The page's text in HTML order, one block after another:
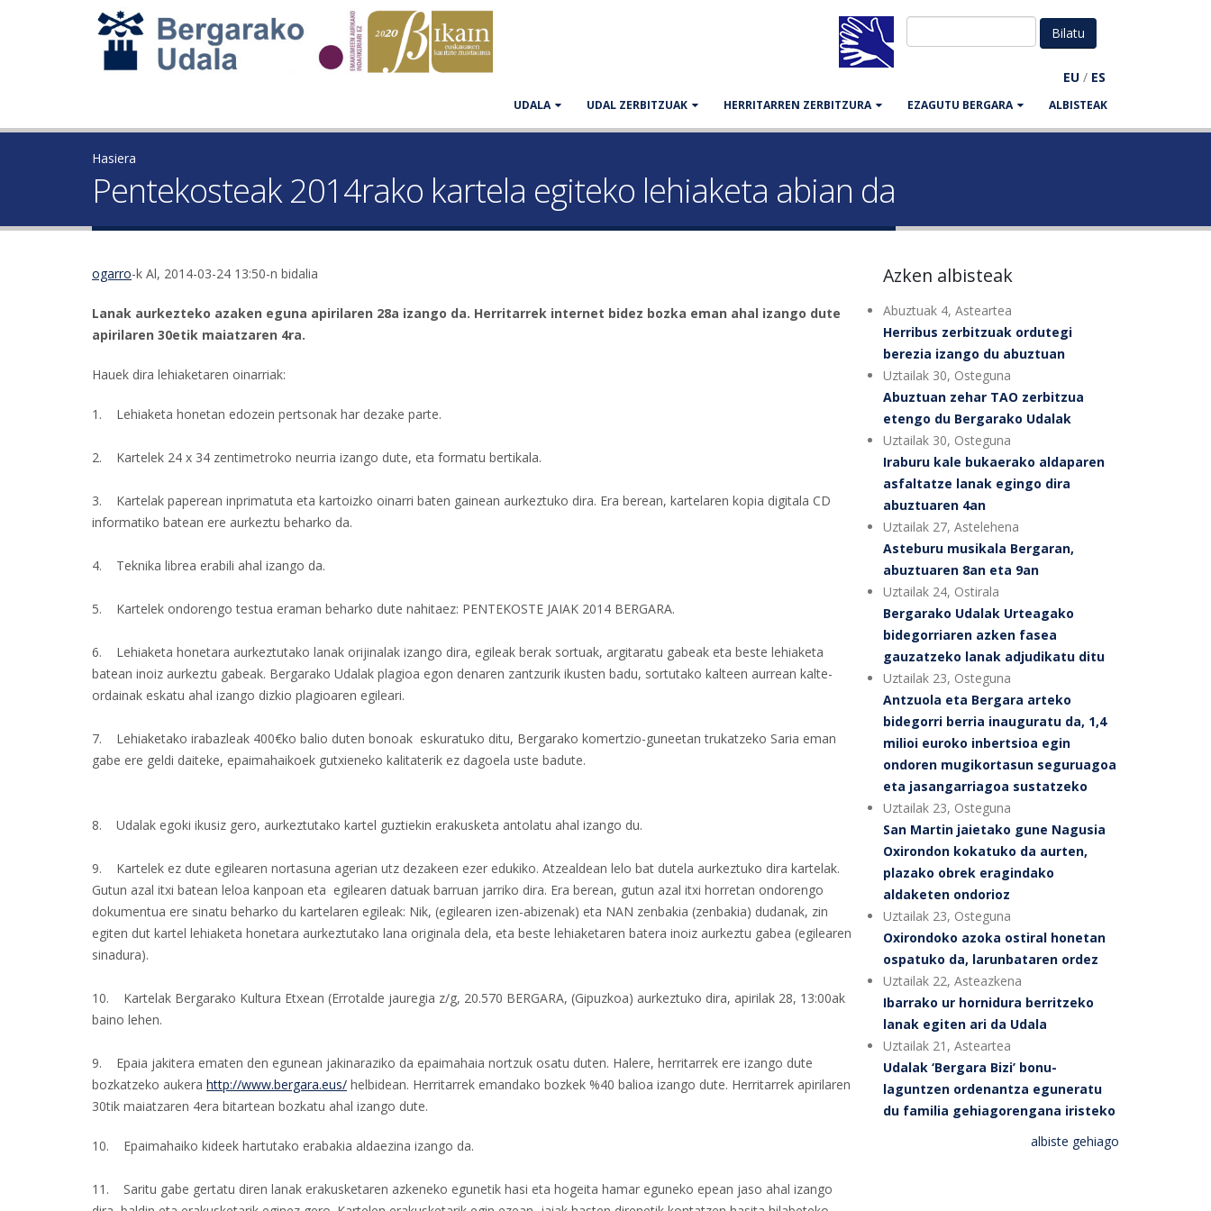
EU / ES
UDALA UDAL ZERBITZUAK HERRITARREN ZERBITZURA EZAGUTU BERGARA ALBISTEAK
Hasiera
Pentekosteak 2014rako kartela egiteko lehiaketa abian da
ogarro-k Al, 2014-03-24 13:50-n bidalia
Lanak aurkezteko azaken eguna apirilaren 28a izango da. Herritarrek internet bidez bozka eman ahal izango dute
apirilaren 30etik maiatzaren 4ra.
Hauek dira lehiaketaren oinarriak:
1. Lehiaketa honetan edozein pertsonak har dezake parte.
2. Kartelek 24 x 34 zentimetroko neurria izango dute, eta formatu bertikala.
3. Kartelak paperean inprimatuta eta kartoizko oinarri baten gainean aurkeztuko dira. Era berean, kartelaren kopia digitala CD
informatiko batean ere aurkeztu beharko da.
4. Teknika librea erabili ahal izango da.
5. Kartelek ondorengo testua eraman beharko dute nahitaez: PENTEKOSTE JAIAK 2014 BERGARA.
6. Lehiaketa honetara aurkeztutako lanak orijinalak izango dira, egileak berak sortuak, argitaratu gabeak eta beste lehiaketa
batean inoiz aurkeztu gabeak. Bergarako Udalak plagioa egon denaren zantzurik ikusten badu, sortutako kalteen aurrean kalte-
ordainak eskatu ahal izango dizkio plagioaren egileari.
7. Lehiaketako irabazleak 400€ko balio duten bonoak eskuratuko ditu, Bergarako komertzio-guneetan trukatzeko Saria eman
gabe ere geldi daiteke, epaimahaikoek gutxieneko kalitaterik ez dagoela uste badute.
8. Udalak egoki ikusiz gero, aurkeztutako kartel guztiekin erakusketa antolatu ahal izango du.
9. Kartelek ez dute egilearen nortasuna agerian utz dezakeen ezer edukiko. Atzealdean lelo bat dutela aurkeztuko dira kartelak.
Gutun azal itxi batean leloa kanpoan eta egilearen datuak barruan jarriko dira. Era berean, gutun azal itxi horretan ondorengo
dokumentua ere sinatu beharko du kartelaren egileak: Nik, (egilearen izen-abizenak) eta NAN zenbakia (zenbakia) dudanak, zin
egiten dut kartel lehiaketa honetara aurkeztutako lana originala dela, eta beste lehiaketaren batera inoiz aurkeztu gabea (egilearen
sinadura).
10. Kartelak Bergarako Kultura Etxean (Errotalde jauregia z/g, 20.570 BERGARA, (Gipuzkoa) aurkeztuko dira, apirilak 28, 13:00ak
baino lehen.
9. Epaia jakitera ematen den egunean jakinaraziko da epaimahaia nortzuk osatu duten. Halere, herritarrek ere izango dute
bozkatzeko aukera http://www.bergara.eus/ helbidean. Herritarrek emandako bozkek %40 balioa izango dute. Herritarrek apirilaren
30tik maiatzaren 4era bitartean bozkatu ahal izango dute.
10. Epaimahaiko kideek hartutako erabakia aldaezina izango da.
11. Saritu gabe gertatu diren lanak erakusketaren azkeneko egunetik hasi eta hogeita hamar eguneko epean jaso ahal izango
Azken albisteak
Abuztuak 4, Asteartea
Herribus zerbitzuak ordutegi
berezia izango du abuztuan
Uztailak 30, Osteguna
Abuztuan zehar TAO zerbitzua
etengo du Bergarako Udalak
Uztailak 30, Osteguna
Iraburu kale bukaerako aldaparen
asfaltatze lanak egingo dira
abuztuaren 4an
Uztailak 27, Astelehena
Asteburu musikala Bergaran,
abuztuaren 8an eta 9an
Uztailak 24, Ostirala
Bergarako Udalak Urteagako
bidegorriaren azken fasea
gauzatzeko lanak adjudikatu ditu
Uztailak 23, Osteguna
Antzuola eta Bergara arteko
bidegorri berria inauguratu da, 1,4
milioi euroko inbertsioa egin
ondoren mugikortasun seguruagoa
eta jasangarriagoa sustatzeko
Uztailak 23, Osteguna
San Martin jaietako gune Nagusia
Oxirondon kokatuko da aurten,
plazako obrek eragindako
aldaketen ondorioz
Uztailak 23, Osteguna
Oxirondoko azoka ostiral honetan
ospatuko da, larunbataren ordez
Uztailak 22, Asteazkena
Ibarrako ur hornidura berritzeko
lanak egiten ari da Udala
Uztailak 21, Asteartea
Udalak ‘Bergara Bizi’ bonu-
laguntzen ordenantza eguneratu
du familia gehiagorengana iristeko
albiste gehiago